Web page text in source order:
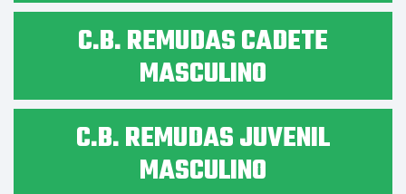
C.B. REMUDAS CADETE
MASCULINO
C.B. REMUDAS JUVENIL
MASCULINO